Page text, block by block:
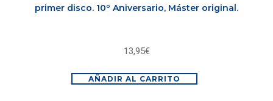
primer disco. 10º Aniversario, Máster original.
13,95€
AÑADIR AL CARRITO